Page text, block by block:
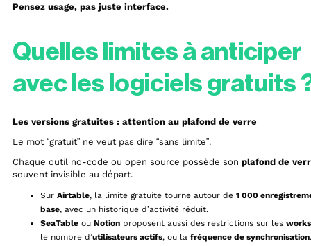
Pensez usage, pas juste interface.
Quelles limites à anticiper
avec les logiciels gratuits
Les versions gratuites : attention au plafond de verre
Le mot “gratuit” ne veut pas dire “sans limite”.
Chaque outil no-code ou open source possède son plafond de
souvent invisible au départ.
Sur Airtable, la limite gratuite tourne autour de 1 000
base, avec un historique d’activité réduit.
SeaTableou Notionproposent aussi des restrictions sur les
le nombre d’utilisateurs actifs, ou la fréquence de synchronisation.